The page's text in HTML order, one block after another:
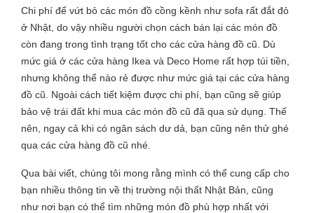
Chi phí để vứt bỏ các món đồ cồng kềnh như sofa rất đắt đỏ
ở Nhật, do vậy nhiều người chọn cách bán lại các món đồ
còn đang trong tình trạng tốt cho các cửa hàng đồ cũ. Dù
mức giá ở các cửa hàng Ikea và Deco Home rất hợp túi tiền,
nhưng không thể nào rẻ được như mức giá tại các cửa hàng
đồ cũ. Ngoài cách tiết kiệm được chi phí, bạn cũng sẽ giúp
bảo vệ trái đất khi mua các món đồ cũ đã qua sử dụng. Thế
nên, ngay cả khi có ngân sách dư dả, bạn cũng nên thử ghé
qua các cửa hàng đồ cũ nhé.
Qua bài viết, chúng tôi mong rằng mình có thể cung cấp cho
bạn nhiều thông tin về thị trường nội thất Nhật Bản, cũng
như nơi bạn có thể tìm những món đồ phù hợp nhất với